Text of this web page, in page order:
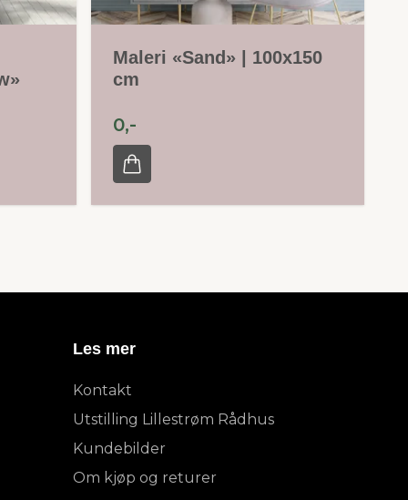
Maleri «Sand» | 100x150
cm
0,-
Les mer
Kontakt
Utstilling Lillestrøm Rådhus
Kundebilder
Om kjøp og returer